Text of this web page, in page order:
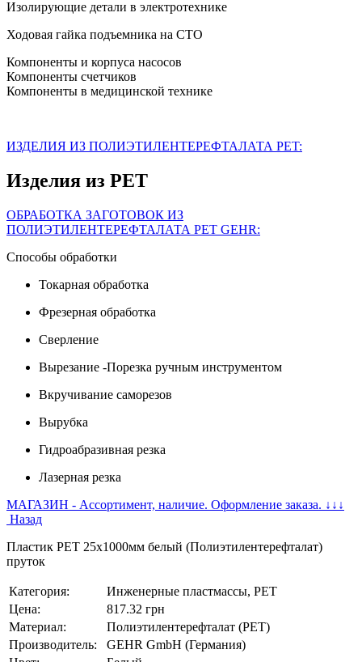
Изолирующие детали в электротехнике
Ходовая гайка подъемника на СТО
Компоненты и корпуса насосов
Компоненты счетчиков
Компоненты в медицинской технике
ИЗДЕЛИЯ ИЗ ПОЛИЭТИЛЕНТЕРЕФТАЛАТА PET:
Изделия из PET
ОБРАБОТКА ЗАГОТОВОК ИЗ
ПОЛИЭТИЛЕНТЕРЕФТАЛАТА PET GEHR:
Способы обработки
Токарная обработка
Фрезерная обработка
Сверление
Вырезание -Порезка ручным инструментом
Вкручивание саморезов
Вырубка
Гидроабразивная резка
Лазерная резка
МАГАЗИН - Ассортимент, наличие. Оформление заказа. ↓↓↓
Назад
Пластик PET 25x1000мм белый (Полиэтилентерефталат)
пруток
Категория:
Инженерные пластмассы, PET
Цена:
817.32 грн
Материал:
Полиэтилентерефталат (PET)
Производитель:
GEHR GmbH (Германия)